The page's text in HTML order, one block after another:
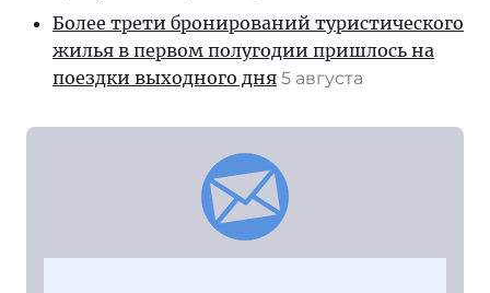
Более трети бронирований туристического
жилья в первом полугодии пришлось на
поездки выходного дня 5 августа